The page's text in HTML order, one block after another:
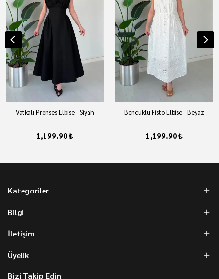
Vatkalı Prenses Elbise - Siyah
1,199.90 ₺
Boncuklu Fisto Elbise - Beyaz
1,199.90 ₺
Kategoriler
Bilgi
İletişim
Üyelik
Bizi Takip Edin